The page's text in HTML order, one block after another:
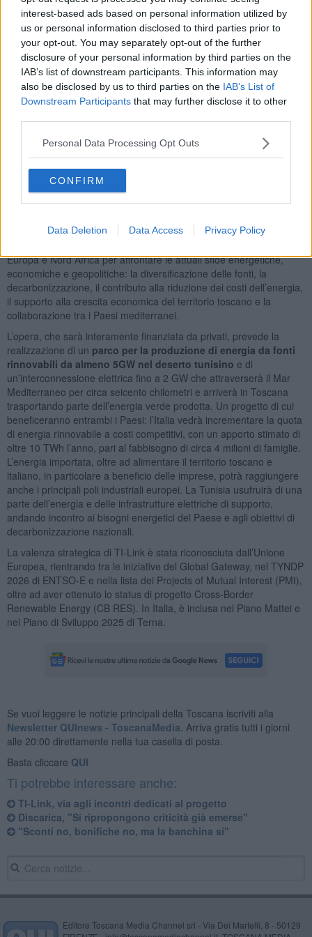
interest-based ads based on personal information utilized by
us or personal information disclosed to third parties prior to
your opt-out. You may separately opt-out of the further
disclosure of your personal information by third parties on the
IAB’s list of downstream participants. This information may
also be disclosed by us to third parties on the IAB’s List of
Downstream Participants that may further disclose it to other
Personal Data Processing Opt Outs
CONFIRM
Data Deletion Data Access Privacy Policy
stakeholder, istituzionali e non, le modalità di svolgimento della
consultazione e i successivi appuntamenti territoriali che
prevedono, tra il 14 e il 21 Maggio, cinque sessioni informative in
presenza, aperti alla partecipazione di tutti i cittadini: 14 Maggio
presso la sala La Pira a Venturina Terme con open day dalle 9 alle
17 e dalle alle 20 la presentazione del progetto. Si prosegue il 19
Maggio a Follonica nella Sala Tirreno in via Bicocchi con la
Maggio al cinema Ariston di Donoratico dalle 9 alle 13 e alla Torre
di San Vincenzo dalle 15 alle 20. Ultimo appuntamento in
programma il 21 Maggio al centro giovani di Piombino dalle 9 alle
L’interconnessione TI-Link, realizzata in tecnologia HVDC (High
Voltage Direct Current – Alta Tensione in Corrente Continua), è una
verde certificata tra Tunisia e Italia. Il progetto è promosso dalla
Europa e Nord Africa per affrontare le attuali sfide energetiche,
economiche e geopolitiche: la diversificazione delle fonti, la
decarbonizzazione, il contributo alla riduzione dei costi dell’energia,
il supporto alla crescita economica del territorio toscano e la
collaborazione tra i Paesi mediterranei.
L’opera, che sarà interamente finanziata da privati, prevede la
realizzazione di un parco per la produzione di energia da fonti
rinnovabili da almeno 5GW nel deserto tunisino e di
un’interconnessione elettrica fino a 2 GW che attraverserà il Mar
Mediterraneo per circa seicento chilometri e arriverà in Toscana
trasportando parte dell’energia verde prodotta. Un progetto di cui
beneficeranno entrambi i Paesi: l’Italia vedrà incrementare la quota
di energia rinnovabile a costi competitivi, con un apporto stimato di
oltre 10 TWh l’anno, pari al fabbisogno di circa 4 milioni di famiglie.
L’energia importata, oltre ad alimentare il territorio toscano e
italiano, in particolare a beneficio delle imprese, potrà raggiungere
anche i principali poli industriali europei. La Tunisia usufruirà di una
parte dell’energia e delle infrastrutture elettriche di supporto,
andando incontro ai bisogni energetici del Paese e agli obiettivi di
decarbonizzazione nazionali.
La valenza strategica di TI-Link è stata riconosciuta dall’Unione
Europea, rientrando tra le iniziative del Global Gateway, nel TYNDP
2026 di ENTSO-E e nella lista dei Projects of Mutual Interest (PMI),
oltre ad aver ottenuto lo status di progetto Cross-Border
Renewable Energy (CB RES). In Italia, è inclusa nel Piano Mattei e
nel Piano di Sviluppo 2025 di Terna.
Se vuoi leggere le notizie principali della Toscana iscriviti alla
Newsletter QUInews - ToscanaMedia. Arriva gratis tutti i giorni
alle 20:00 direttamente nella tua casella di posta.
Basta cliccare QUI
Ti potrebbe interessare anche:
TI-Link, via agli incontri dedicati al progetto
Discarica, "Si ripropongono criticità già emerse"
"Sconti no, bonifiche no, ma la banchina si"
Editore Toscana Media Channel srl - Via Dei Martelli, 8 - 50129